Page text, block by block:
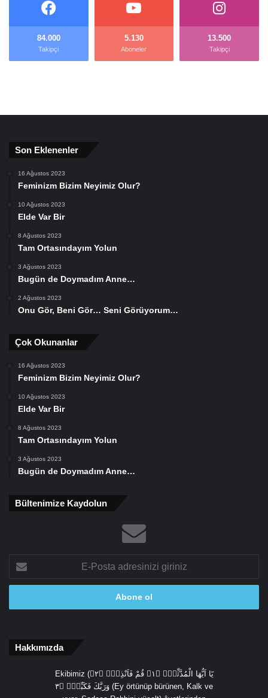
84.000
Takipçi
5.130
Aboneler
13.500
Takipçi
Son Eklenenler
16 Ağustos 2023
Feminizm Bizim Neyimiz Olur?
10 Ağustos 2023
Elde Var Bir
8 Ağustos 2023
Tam Ortasındayım Yolun
3 Ağustos 2023
Bugün de Doymadım Anne…
2 Ağustos 2023
Onu Gör, Beni Gör… Seni Görüyorum…
Çok Okunanlar
16 Ağustos 2023
Feminizm Bizim Neyimiz Olur?
10 Ağustos 2023
Elde Var Bir
8 Ağustos 2023
Tam Ortasındayım Yolun
3 Ağustos 2023
Bugün de Doymadım Anne…
Bültenimize Kaydolun
Posta
adresinizi
Hakkımızda
Ekibimiz (يَٓا اَيُّهَا الْمُدَّثِّرُۙ ﴿١﴾ قُمْ فَاَنْذِرْۙ ﴿٢﴾
وَرَبَّكَ فَكَبِّرْۙ ﴿٣ (Ey örtünüp bürünen, Kalk ve